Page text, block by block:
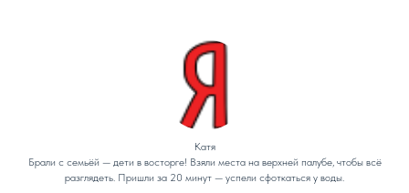
Катя
Брали с семьёй — дети в восторге! Взяли места на верхней палубе, чтобы всё
разглядеть. Пришли за 20 минут — успели сфоткаться у воды.